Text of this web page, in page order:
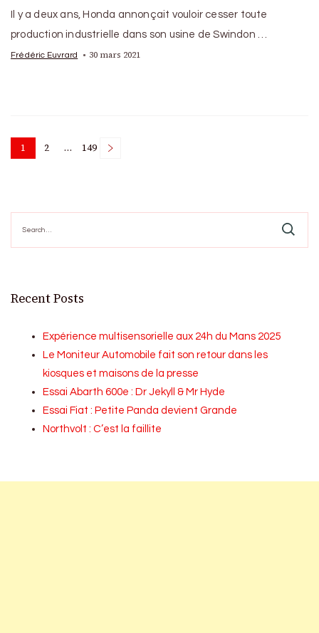
Il y a deux ans, Honda annonçait vouloir cesser toute
production industrielle dans son usine de Swindon …
Frédéric Euvrard 30 mars 2021
Posts
Page
1 Page
2 … Page
149
for:
Recent Posts
Expérience multisensorielle aux 24h du Mans 2025
Le Moniteur Automobile fait son retour dans les
kiosques et maisons de la presse
Essai Abarth 600e : Dr Jekyll & Mr Hyde
Essai Fiat : Petite Panda devient Grande
Northvolt : C’est la faillite